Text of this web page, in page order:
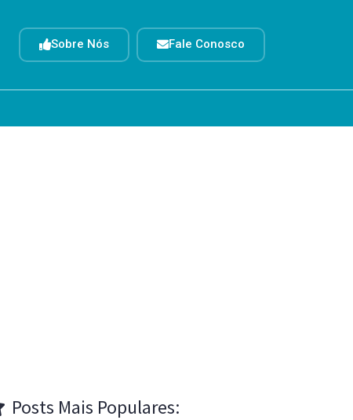
Sobre Nós Fale Conosco
Posts Mais Populares: